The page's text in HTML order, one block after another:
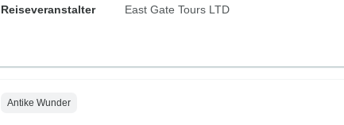
Reiseveranstalter
East Gate Tours LTD
Antike Wunder